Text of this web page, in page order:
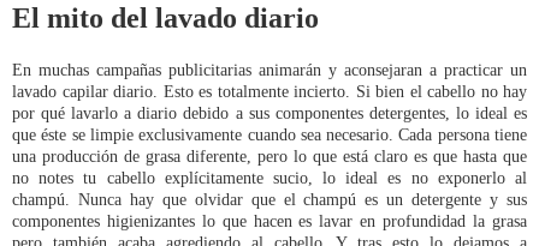
El mito del lavado diario
En muchas campañas publicitarias animarán y aconsejaran a practicar un
lavado capilar diario. Esto es totalmente incierto. Si bien el cabello no hay
por qué lavarlo a diario debido a sus componentes detergentes, lo ideal es
que éste se limpie exclusivamente cuando sea necesario. Cada persona tiene
una producción de grasa diferente, pero lo que está claro es que hasta que
no notes tu cabello explícitamente sucio, lo ideal es no exponerlo al
champú. Nunca hay que olvidar que el champú es un detergente y sus
componentes higienizantes lo que hacen es lavar en profundidad la grasa